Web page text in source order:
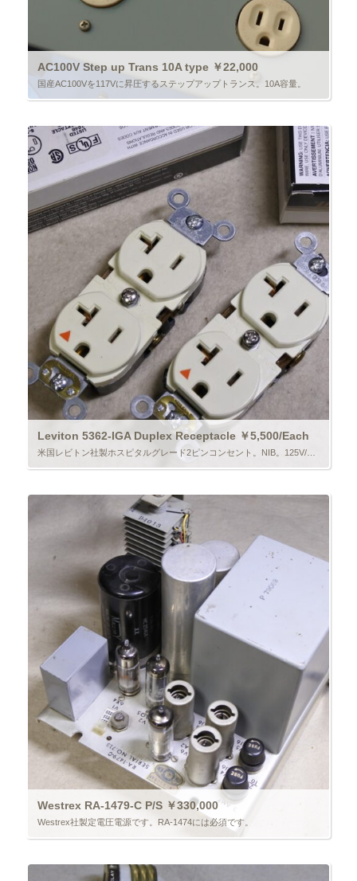
AC100V Step up Trans 10A type ￥22,000
国産AC100Vを117Vに昇圧するステップアップトランス。10A容量。
Leviton 5362-IGA Duplex Receptacle ￥5,500/Each
Westrex RA-1479-C P/S ￥330,000
Westrex社製定電圧電源です。RA-1474には必須です。